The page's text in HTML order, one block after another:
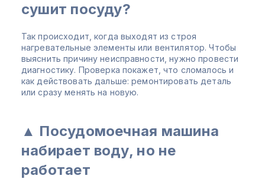
сушит посуду?
Так происходит, когда выходят из строя
нагревательные элементы или вентилятор. Чтобы
выяснить причину неисправности, нужно провести
диагностику. Проверка покажет, что сломалось и
как действовать дальше: ремонтировать деталь
или сразу менять на новую.
▲ Посудомоечная машина
набирает воду, но не
работает